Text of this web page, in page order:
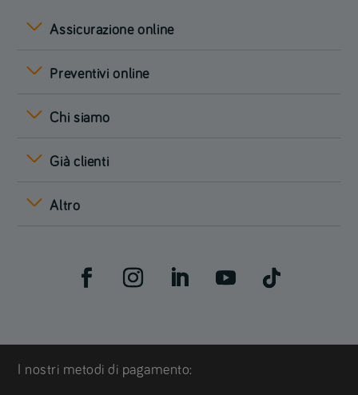
Assicurazione online
Preventivi online
Chi siamo
Già clienti
Altro
I nostri metodi di pagamento: